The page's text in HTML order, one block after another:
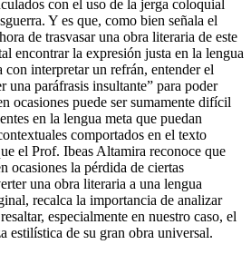
con el uso de la jerga coloquial
Y es que, como bien señala el
de trasvasar una obra literaria de este
encontrar la expresión justa en la lengua
con interpretar un refrán, entender el
una paráfrasis insultante” para poder
ocasiones puede ser sumamente difícil
en la lengua meta que puedan
comportados en el texto
el Prof. Ibeas Altamira reconoce que
ocasiones la pérdida de ciertas
una obra literaria a una lengua
recalca la importancia de analizar
especialmente en nuestro caso, el
estilística de su gran obra universal.